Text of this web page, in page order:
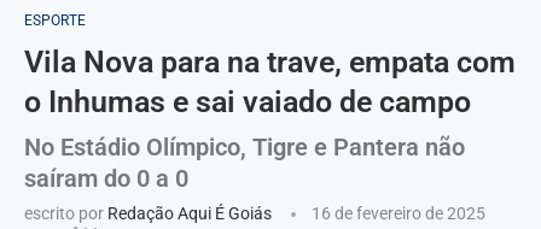
ESPORTE
Vila Nova para na trave, empata com
o Inhumas e sai vaiado de campo
No Estádio Olímpico, Tigre e Pantera não
saíram do 0 a 0
escrito por Redação Aqui É Goiás
16 de fevereiro de 2025